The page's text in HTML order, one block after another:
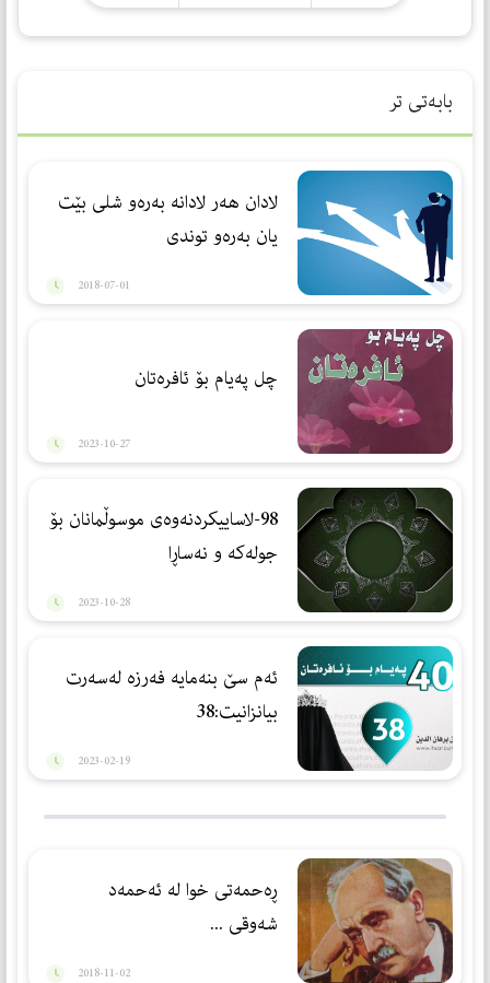
بابەتی تر
لادان هه‌ر لادانه‌ به‌ره‌و شلی بێت
یان به‌ره‌و توندی
2018-07-01
چل پەیام بۆ ئافرەتان
2023-10-27
98-لاساییکردنەوەی موسوڵمانان بۆ
جولەکە و نەساڕا
2023-10-28
ئەم سێ بنەمایە فەرزە لەسەرت
بیانزانیت:38
2023-02-19
ڕه‌حمه‌تی خوا له‌ ئه‌حمه‌د
شه‌وقی ...
2018-11-02